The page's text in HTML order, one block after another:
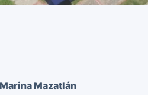
Mazatlán